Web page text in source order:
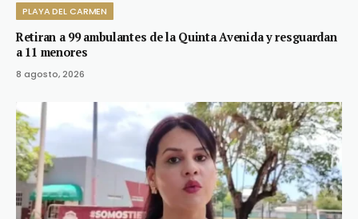
PLAYA DEL CARMEN
Retiran a 99 ambulantes de la Quinta Avenida y resguardan
a 11 menores
8 agosto, 2026